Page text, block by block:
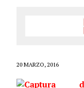
20 MARZO, 2016